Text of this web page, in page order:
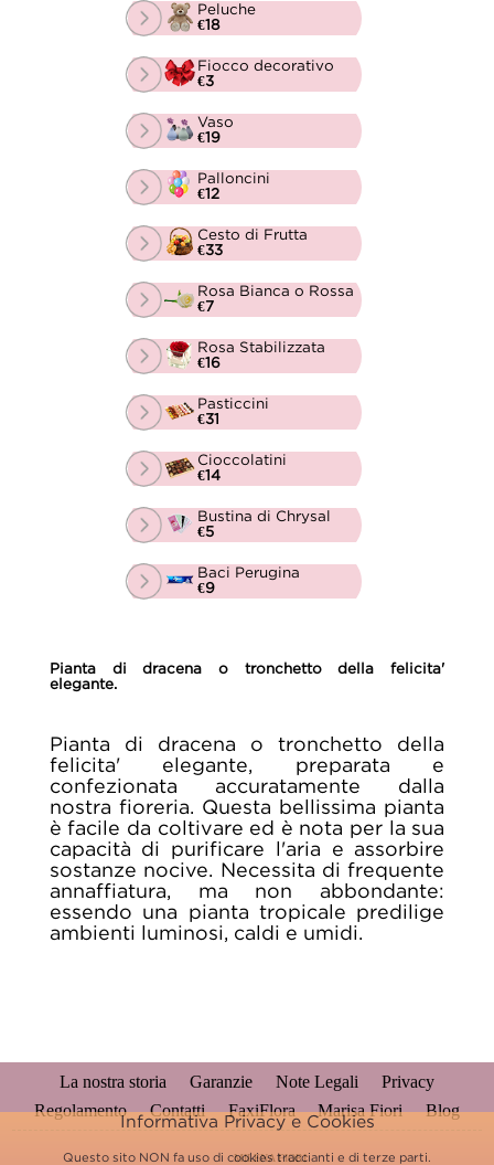
Peluche
€18
Fiocco decorativo
€3
Vaso
€19
Palloncini
€12
Cesto di Frutta
€33
Rosa Bianca o Rossa
€7
Rosa Stabilizzata
€16
Pasticcini
€31
Cioccolatini
€14
Bustina di Chrysal
€5
Baci Perugina
€9
Pianta di dracena o tronchetto della felicita'
elegante.
Pianta di dracena o tronchetto della
felicita' elegante, preparata e
confezionata accuratamente dalla
nostra fioreria. Questa bellissima pianta
è facile da coltivare ed è nota per la sua
capacità di purificare l'aria e assorbire
sostanze nocive. Necessita di frequente
annaffiatura, ma non abbondante:
essendo una pianta tropicale predilige
ambienti luminosi, caldi e umidi.
La nostra storia Garanzie Note Legali
Privacy
Regolamento
Contatti FaxiFlora Marisa Fiori Blog
MILENA FIORI
Informativa Privacy e Cookies
Questo sito NON fa uso di cookies traccianti e di terze parti.